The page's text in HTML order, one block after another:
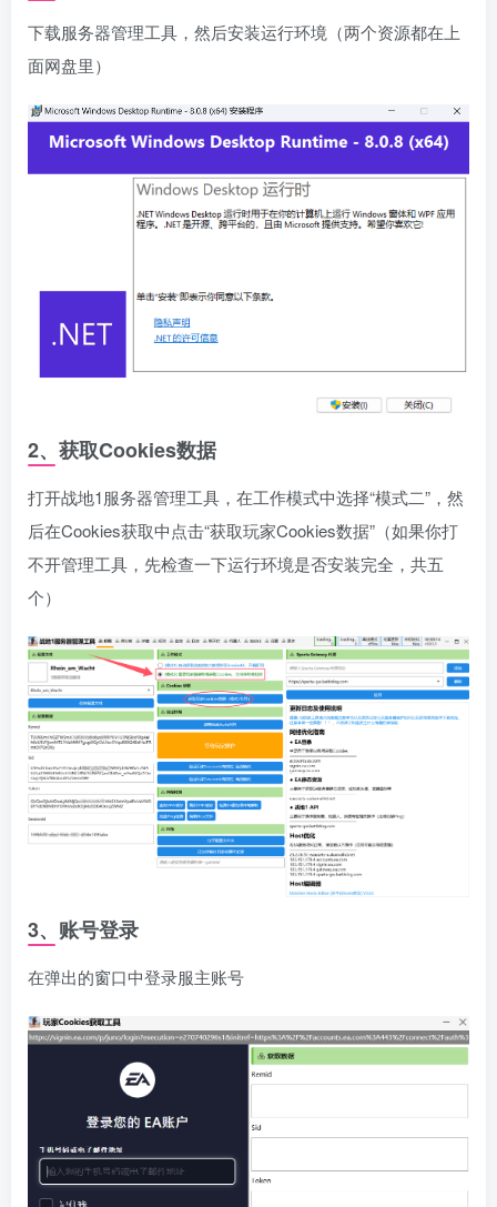
源杂烩 网络游戏 问题求助 手机游戏
下载服务器管理工具，然后安装运行环境（两个资源都在上
面网盘里）
2、获取Cookies数据
打开战地1服务器管理工具，在工作模式中选择“模式二”，然
后在Cookies获取中点击“获取玩家Cookies数据”（如果你打
不开管理工具，先检查一下运行环境是否安装完全，共五
个）
3、账号登录
在弹出的窗口中登录服主账号